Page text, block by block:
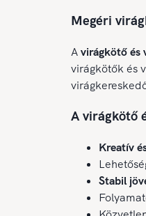
Megéri
Avirágkötő és
virágkötők és
A virágkötő
Kreatív
Stabil